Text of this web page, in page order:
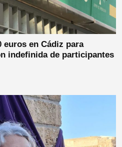
euros en Cádiz para
indefinida de participantes